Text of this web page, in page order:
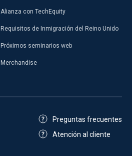
Alianza con TechEquity
Requisitos de Inmigración del Reino Unido
Próximos seminarios web
Merchandise
Preguntas frecuentes
Atención al cliente